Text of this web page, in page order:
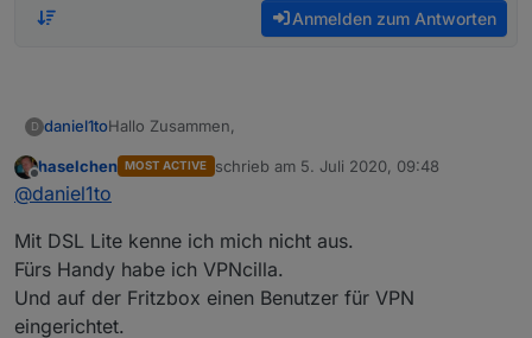
Anmelden zum Antworten
D daniel1toHallo Zusammen,
das Thema ist zwar schon etwas alt, für mich gerade
jedoch sehr aktuell. Ich habe mir kürzlich einen
zu lassen, worauf ich gerne mittels VPN zugreifen
würde. Das Problem ist jedoch die leidige DS-Lite
Thematik, zu der es ja auch einige Videos gibt,
jedoch klappt das entweder alles für mich nicht oder
ich bin schlicht und ergreifen zu blöd es umzusetzen.
Offline
haselchen MOST ACTIVE schrieb am 5. Juli 2020, 09:48
zuletzt editiert von
@daniel1to
Mit DSL Lite kenne ich mich nicht aus.
Fürs Handy habe ich VPNcilla.
Und auf der Fritzbox einen Benutzer für VPN
eingerichtet.